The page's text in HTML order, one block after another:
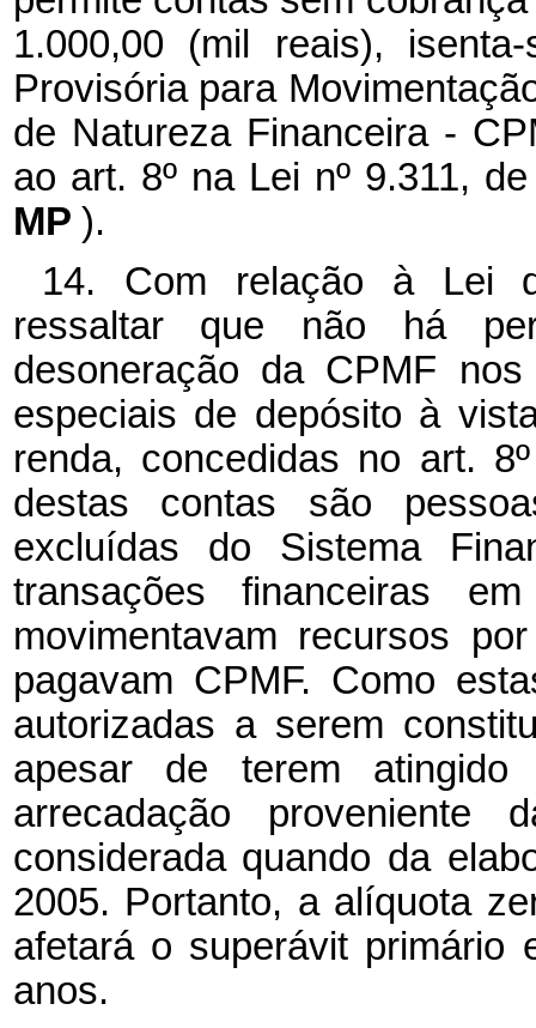
1.000,00 (mil reais),
Provisória para
de Natureza Financeira -
ao art. 8º na Lei nº 9.311,
MP ).
14. Com relação à Lei
ressaltar que não há
desoneração da CPMF
especiais de depósito à
renda, concedidas no art.
destas contas são
excluídas do Sistema
transações financeiras
movimentavam recursos
pagavam CPMF. Como
autorizadas a serem
apesar de terem
arrecadação
considerada quando da
2005. Portanto, a alíquota
afetará o superávit primário
anos.